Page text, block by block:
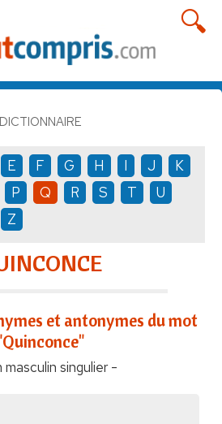
DICTIONNAIRE
E F G H I J
K
P Q R S T
U
Z
et antonymes du mot
masculin singulier -